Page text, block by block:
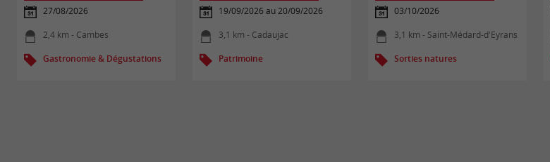
27/08/2026
2,4 km - Cambes
Gastronomie & Dégustations
19/09/2026 au 20/09/2026
3,1 km - Cadaujac
Patrimoine
03/10/2026
3,1 km - Saint-Médard-d'Eyrans
Sorties natures